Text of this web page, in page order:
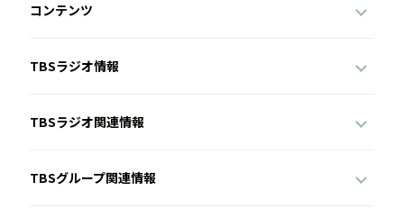
コンテンツ
TBSラジオ情報
TBSラジオ関連情報
TBSグループ関連情報